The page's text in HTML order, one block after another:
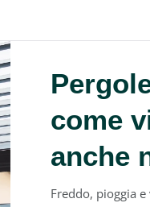
come
anche
Freddo, pioggia